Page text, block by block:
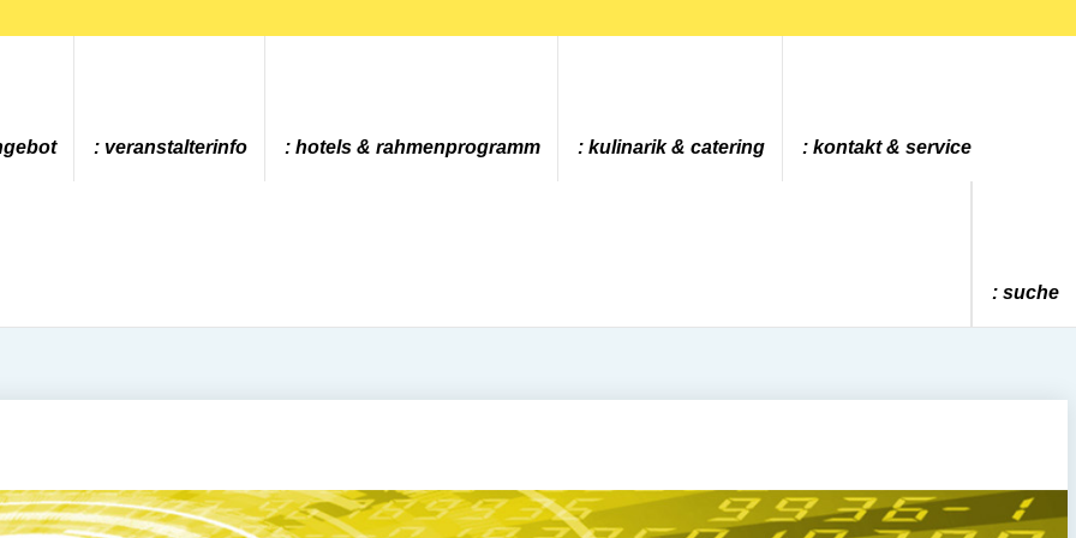
veranstalterinfo hotels & rahmenprogramm kulinarik & catering kontakt & service
suche